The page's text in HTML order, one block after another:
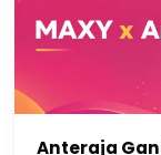
Anteraja